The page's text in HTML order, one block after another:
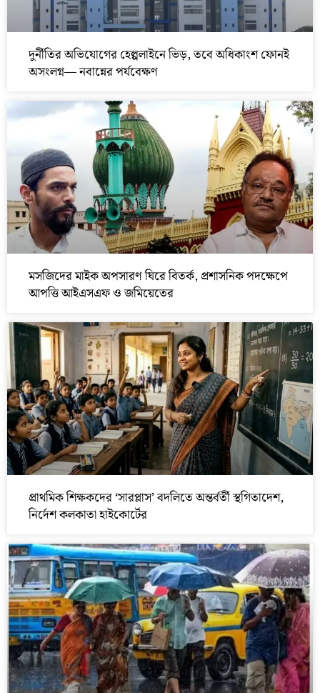
দুর্নীতির অভিযোগের হেল্পলাইনে ভিড়, তবে অধিকাংশ ফোনই
অসংলগ্ন— নবান্নের পর্যবেক্ষণ
মসজিদের মাইক অপসারণ ঘিরে বিতর্ক, প্রশাসনিক পদক্ষেপে
আপত্তি আইএসএফ ও জমিয়েতের
প্রাথমিক শিক্ষকদের ‘সারপ্লাস’ বদলিতে অন্তর্বর্তী স্থগিতাদেশ,
নির্দেশ কলকাতা হাইকোর্টের